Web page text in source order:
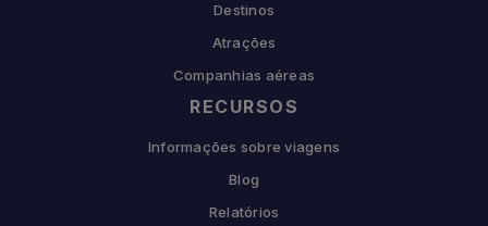
Destinos
Atrações
Companhias aéreas
RECURSOS
Informações sobre viagens
Blog
Relatórios